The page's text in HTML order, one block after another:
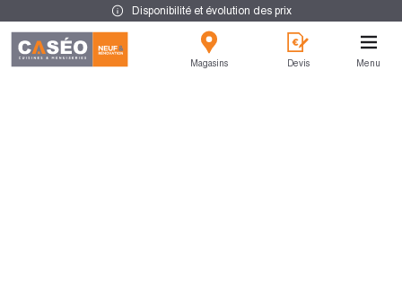
Disponibilité et évolution des prix
Magasins Devis Menu